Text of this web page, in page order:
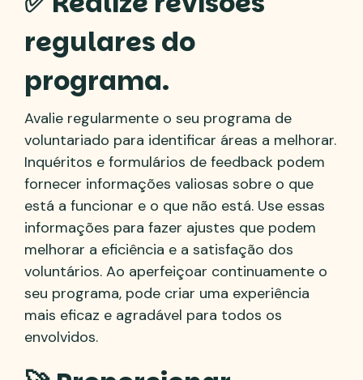
regulares do
programa.
Avalie regularmente o seu programa de
voluntariado para identificar áreas a melhorar.
Inquéritos e formulários de feedback podem
fornecer informações valiosas sobre o que
está a funcionar e o que não está. Use essas
informações para fazer ajustes que podem
melhorar a eficiência e a satisfação dos
voluntários. Ao aperfeiçoar continuamente o
seu programa, pode criar uma experiência
mais eficaz e agradável para todos os
envolvidos.